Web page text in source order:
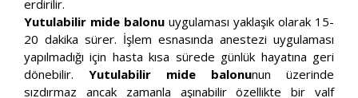
erdirilir.
Yutulabilir mide balonu uygulaması yaklaşık olarak 15-
20 dakika sürer. İşlem esnasında anestezi uygulaması
yapılmadığı için hasta kısa sürede günlük hayatına geri
dönebilir. Yutulabilir mide balonunun üzerinde
sızdırmaz ancak zamanla aşınabilir özellikte bir valf